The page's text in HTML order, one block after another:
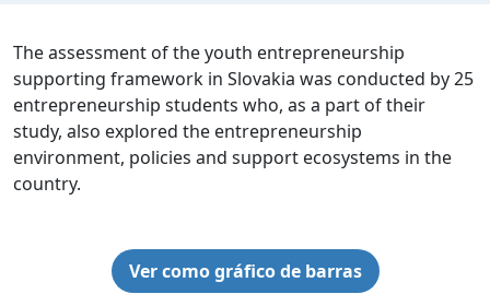
The assessment of the youth entrepreneurship
supporting framework in Slovakia was conducted by 25
entrepreneurship students who, as a part of their
study, also explored the entrepreneurship
environment, policies and support ecosystems in the
country.
Ver como gráfico de barras